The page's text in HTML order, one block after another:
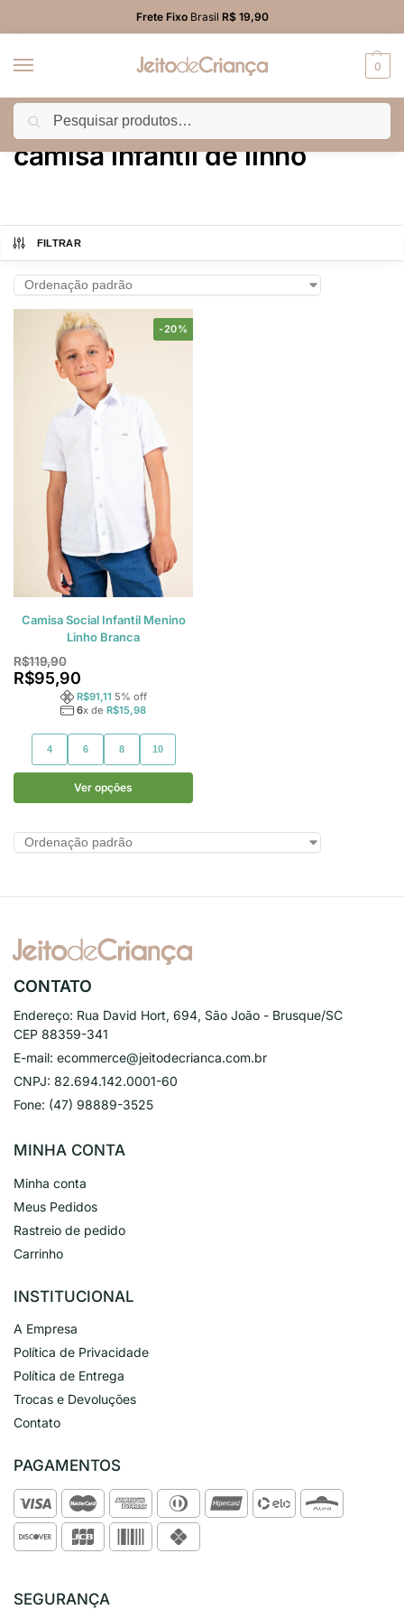
Frete FixoBrasil R$ 19,90
0
Início Produtos marcados com a tag “camisa infantil de linho”
camisa infantil de linho
FILTRAR
-20%
Camisa Social Infantil Menino
Linho Branca
R$119,90
R$95,90
R$91,11 5% off
6x de R$15,98
4 6 8 10
Ver opções
CONTATO
Endereço: Rua David Hort, 694, São João - Brusque/SC
CEP 88359-341
E-mail: ecommerce@jeitodecrianca.com.br
CNPJ: 82.694.142.0001-60
Fone: (47) 98889-3525
MINHA CONTA
Minha conta
Meus Pedidos
Rastreio de pedido
Carrinho
INSTITUCIONAL
A Empresa
Política de Privacidade
Política de Entrega
Trocas e Devoluções
Contato
PAGAMENTOS
SEGURANÇA